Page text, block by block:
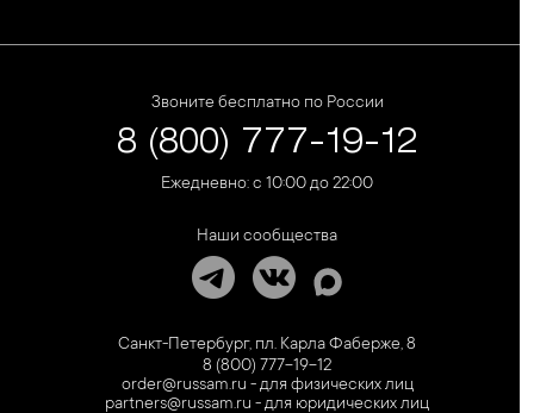
Звоните бесплатно по России
8 (800) 777-19-12
Ежедневно: с 10:00 до 22:00
Наши сообщества
Санкт-Петербург, пл. Карла Фаберже, 8
8 (800) 777-19-12
order@russam.ru - для физических лиц
partners@russam.ru - для юридических лиц